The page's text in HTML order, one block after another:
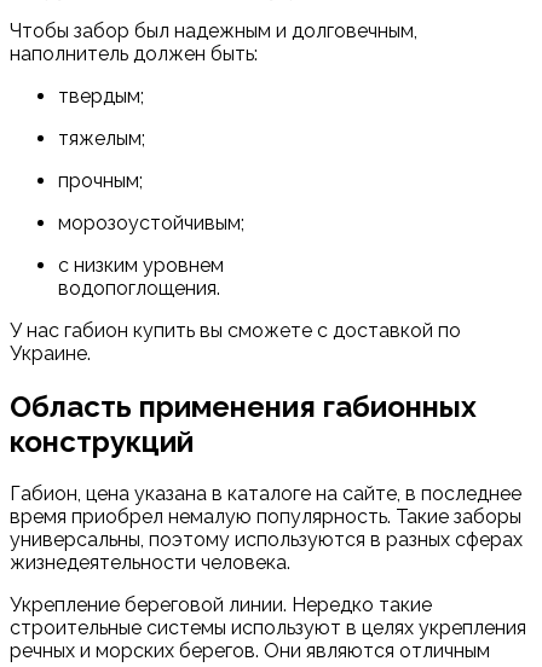
Чтобы забор был надежным и долговечным,
наполнитель должен быть:
твердым;
тяжелым;
прочным;
морозоустойчивым;
с низким уровнем
водопоглощения.
У нас габион купить вы сможете с доставкой по
Украине.
Область применения габионных
конструкций
Габион, цена указана в каталоге на сайте, в последнее
время приобрел немалую популярность. Такие заборы
универсальны, поэтому используются в разных сферах
жизнедеятельности человека.
Укрепление береговой линии. Нередко такие
строительные системы используют в целях укрепления
речных и морских берегов. Они являются отличным